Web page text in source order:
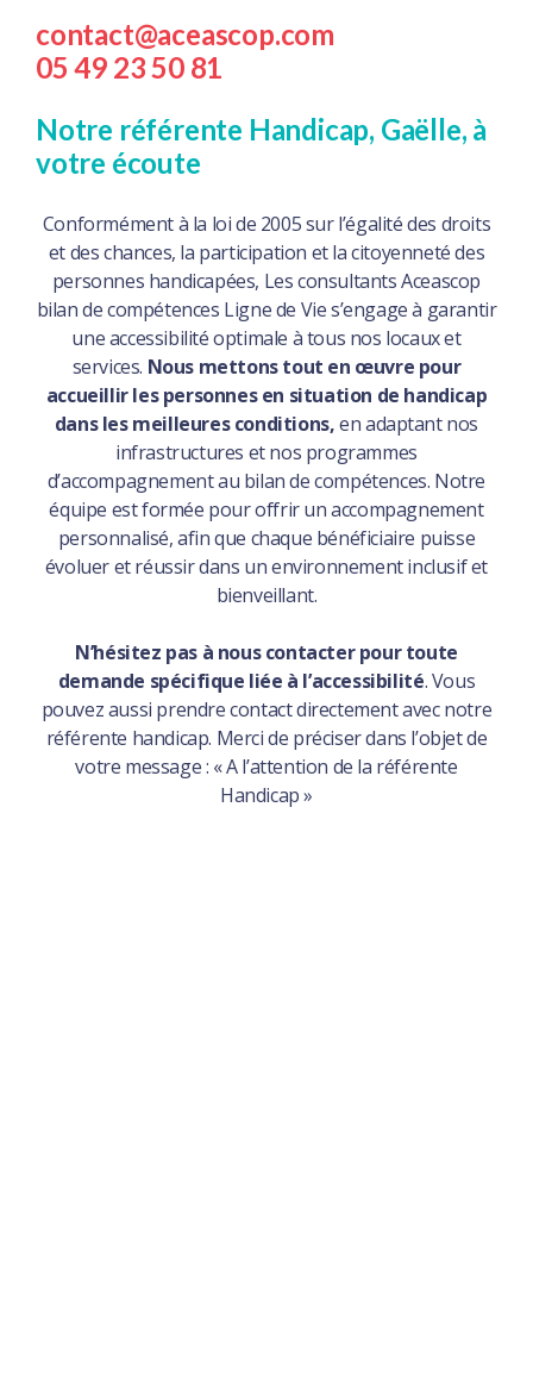
contact@aceascop.com
05 49 23 50 81
Notre référente Handicap, Gaëlle, à
votre écoute
Conformément à la loi de 2005 sur l’égalité des droits
et des chances, la participation et la citoyenneté des
personnes handicapées, Les consultants Aceascop
bilan de compétences Ligne de Vie s’engage à garantir
une accessibilité optimale à tous nos locaux et
services. Nous mettons tout en œuvre pour
accueillir les personnes en situation de handicap
dans les meilleures conditions,en adaptant nos
infrastructures et nos programmes
d’accompagnement au bilan de compétences. Notre
équipe est formée pour offrir un accompagnement
personnalisé, afin que chaque bénéficiaire puisse
évoluer et réussir dans un environnement inclusif et
bienveillant.
N’hésitez pas à nous contacter pour toute
demande spécifique liée à l’accessibilité. Vous
pouvez aussi prendre contact directement avec notre
référente handicap. Merci de préciser dans l’objet de
votre message : « A l’attention de la référente
Handicap »